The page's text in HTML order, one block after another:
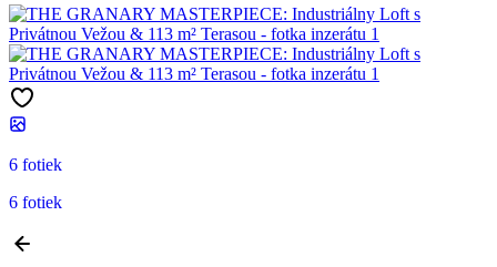
6 fotiek
6 fotiek